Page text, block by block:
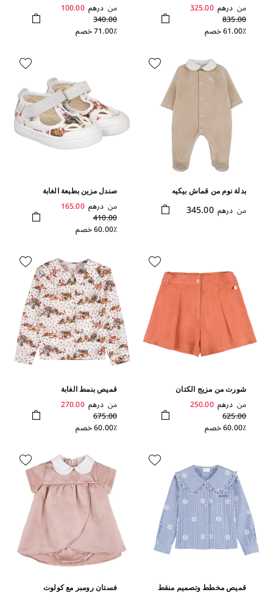
من درهم 325.00
835.00
61.00٪ خصم
من درهم 100.00
340.00
71.00٪ خصم
بدلة نوم من قماش بيكيه
من درهم 345.00
صندل مزين بطبعة الغابة
من درهم 165.00
410.00
60.00٪ خصم
شورت من مزيج الكتان
من درهم 250.00
625.00
60.00٪ خصم
قميص بنمط الغابة
من درهم 270.00
675.00
60.00٪ خصم
قميص مخطط وتصميم منقط فستان رومبر مع كولوت